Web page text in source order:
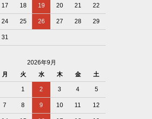
17 18 19 20 21 22
24 25 26 27 28 29
31
2026年9月
月 火 水 木 金 土
1 2 3 4 5
7 8 9 10 11 12